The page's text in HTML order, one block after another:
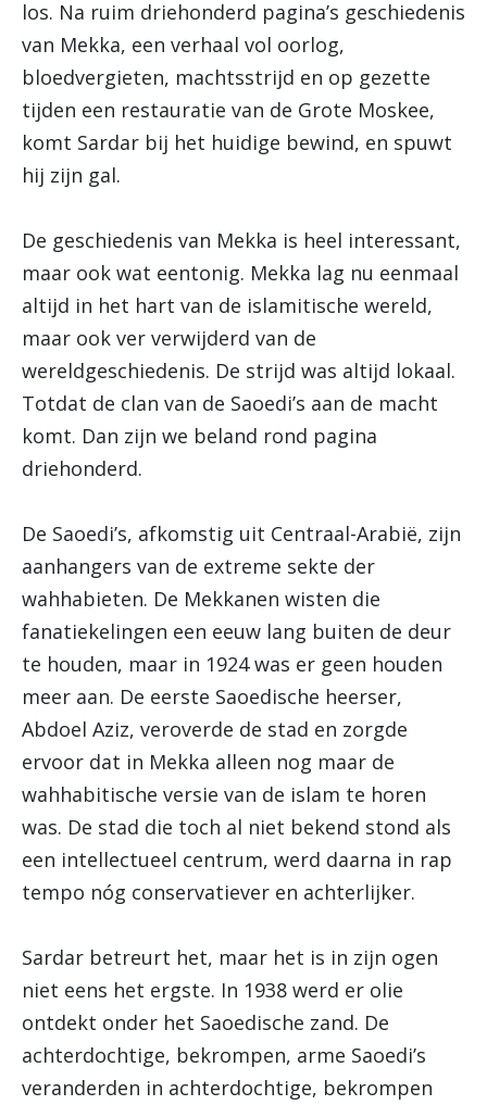
los. Na ruim driehonderd pagina’s geschiedenis
van Mekka, een verhaal vol oorlog,
bloedvergieten, machtsstrijd en op gezette
tijden een restauratie van de Grote Moskee,
komt Sardar bij het huidige bewind, en spuwt
hij zijn gal.
De geschiedenis van Mekka is heel interessant,
maar ook wat eentonig. Mekka lag nu eenmaal
altijd in het hart van de islamitische wereld,
maar ook ver verwijderd van de
wereldgeschiedenis. De strijd was altijd lokaal.
Totdat de clan van de Saoedi’s aan de macht
komt. Dan zijn we beland rond pagina
driehonderd.
De Saoedi’s, afkomstig uit Centraal-Arabië, zijn
aanhangers van de extreme sekte der
wahhabieten. De Mekkanen wisten die
fanatiekelingen een eeuw lang buiten de deur
te houden, maar in 1924 was er geen houden
meer aan. De eerste Saoedische heerser,
Abdoel Aziz, veroverde de stad en zorgde
ervoor dat in Mekka alleen nog maar de
wahhabitische versie van de islam te horen
was. De stad die toch al niet bekend stond als
een intellectueel centrum, werd daarna in rap
tempo nóg conservatiever en achterlijker.
Sardar betreurt het, maar het is in zijn ogen
niet eens het ergste. In 1938 werd er olie
ontdekt onder het Saoedische zand. De
achterdochtige, bekrompen, arme Saoedi’s
veranderden in achterdochtige, bekrompen